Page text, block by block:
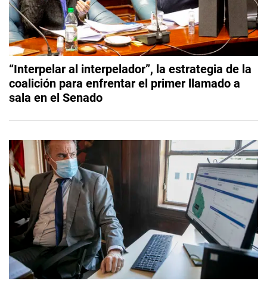
“Interpelar al interpelador”, la estrategia de la
coalición para enfrentar el primer llamado a
sala en el Senado